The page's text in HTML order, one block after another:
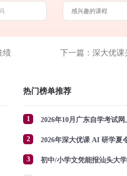
绩 下一篇：深大优
热门榜单推荐
1 2026年10月广东自学考试
2
3